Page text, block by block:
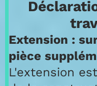
Extension :
pièce
L'extension